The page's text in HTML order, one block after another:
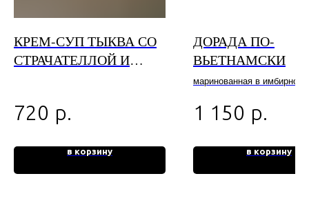
КРЕМ-СУП ТЫКВА СО
СТРАЧАТЕЛЛОЙ И
720 р.
в корзину
ДОРАДА ПО-
ВЬЕТНАМСКИ
маринованная в имбирной-
листьями салата и
1 150 р.
в корзину